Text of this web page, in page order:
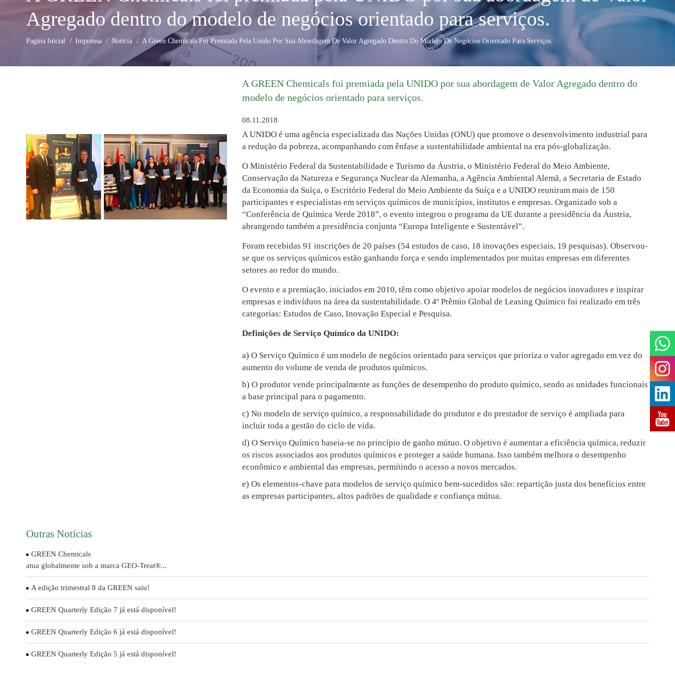
Agregado dentro do modelo de negócios orientado para serviços.
Pagina Inicial Imprensa Notícia A Green Chemicals Foi Premiada Pela Unido Por Sua Abordagem De Valor Agregado Dentro Do Modelo De Negócios Orientado Para Serviços.
A GREEN Chemicals foi premiada pela UNIDO por sua abordagem de Valor Agregado dentro do
modelo de negócios orientado para serviços.
08.11.2018
A UNIDO é uma agência especializada das Nações Unidas (ONU) que promove o desenvolvimento industrial para
a redução da pobreza, acompanhando com ênfase a sustentabilidade ambiental na era pós-globalização.
O Ministério Federal da Sustentabilidade e Turismo da Áustria, o Ministério Federal do Meio Ambiente,
Conservação da Natureza e Segurança Nuclear da Alemanha, a Agência Ambiental Alemã, a Secretaria de Estado
da Economia da Suíça, o Escritório Federal do Meio Ambiente da Suíça e a UNIDO reuniram mais de 150
participantes e especialistas em serviços químicos de municípios, institutos e empresas. Organizado sob a
“Conferência de Química Verde 2018”, o evento integrou o programa da UE durante a presidência da Áustria,
abrangendo também a presidência conjunta “Europa Inteligente e Sustentável”.
Foram recebidas 91 inscrições de 20 países (54 estudos de caso, 18 inovações especiais, 19 pesquisas). Observou-
se que os serviços químicos estão ganhando força e sendo implementados por muitas empresas em diferentes
setores ao redor do mundo.
O evento e a premiação, iniciados em 2010, têm como objetivo apoiar modelos de negócios inovadores e inspirar
empresas e indivíduos na área da sustentabilidade. O 4º Prêmio Global de Leasing Químico foi realizado em três
categorias: Estudos de Caso, Inovação Especial e Pesquisa.
Definições de Serviço Químico da UNIDO:
a) O Serviço Químico é um modelo de negócios orientado para serviços que prioriza o valor agregado em vez do
aumento do volume de venda de produtos químicos.
b) O produtor vende principalmente as funções de desempenho do produto químico, sendo as unidades funcionais
a base principal para o pagamento.
c) No modelo de serviço químico, a responsabilidade do produtor e do prestador de serviço é ampliada para
incluir toda a gestão do ciclo de vida.
d) O Serviço Químico baseia-se no princípio de ganho mútuo. O objetivo é aumentar a eficiência química, reduzir
os riscos associados aos produtos químicos e proteger a saúde humana. Isso também melhora o desempenho
econômico e ambiental das empresas, permitindo o acesso a novos mercados.
e) Os elementos-chave para modelos de serviço químico bem-sucedidos são: repartição justa dos benefícios entre
as empresas participantes, altos padrões de qualidade e confiança mútua.
Outras Notícias
GREEN Chemicals
atua globalmente sob a marca GEO-Treat®...
A edição trimestral 8 da GREEN saiu!
GREEN Quarterly Edição 7 já está disponível!
GREEN Quarterly Edição 6 já está disponível!
GREEN Quarterly Edição 5 já está disponível!
GREEN ADH-Tech®
TreatON®